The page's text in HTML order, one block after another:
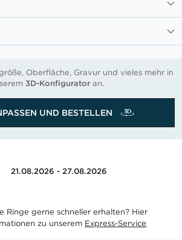
Oberfläche, Gravur und vieles mehr in
3D-Konfiguratoran.
UND BESTELLEN
21.08.2026 - 27.08.2026
Ringe gerne schneller erhalten? Hier
zu unserem Express-Service